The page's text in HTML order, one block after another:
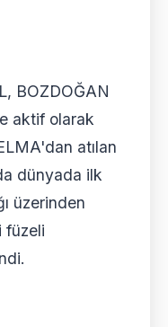
BOZDOĞAN
aktif olarak
atılan
dünyada ilk
üzerinden
füzeli